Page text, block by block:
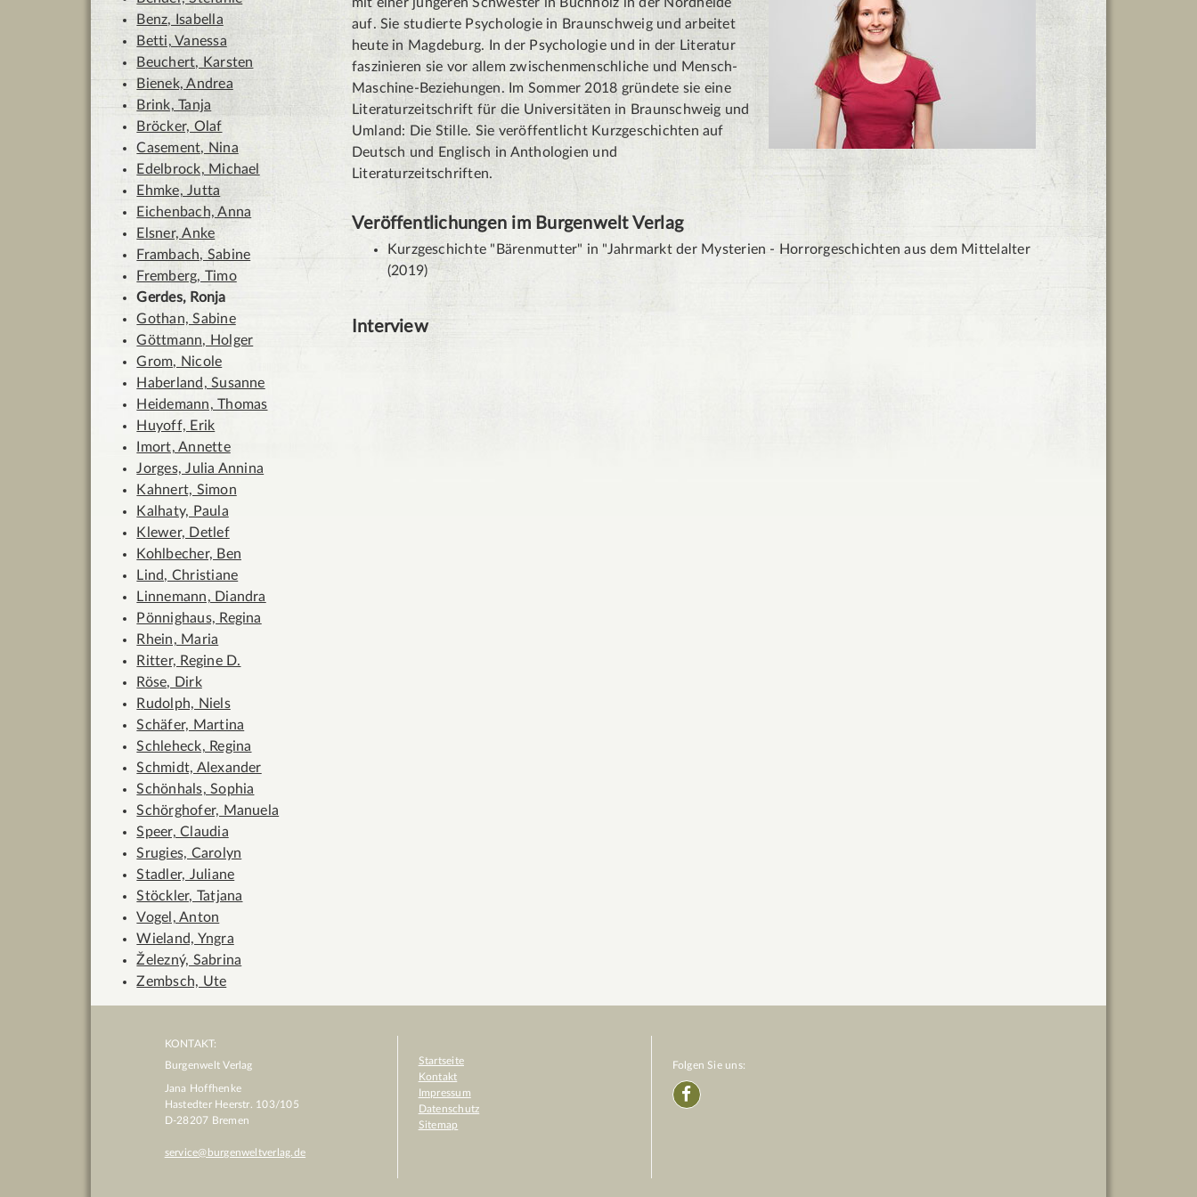
Benz, Isabella
Betti, Vanessa
Beuchert, Karsten
Bienek, Andrea
Brink, Tanja
Bröcker, Olaf
Casement, Nina
Edelbrock, Michael
Ehmke, Jutta
Eichenbach, Anna
Elsner, Anke
Frambach, Sabine
Fremberg, Timo
Gerdes, Ronja
Gothan, Sabine
Göttmann, Holger
Grom, Nicole
Haberland, Susanne
Heidemann, Thomas
Huyoff, Erik
Imort, Annette
Jorges, Julia Annina
Kahnert, Simon
Kalhaty, Paula
Klewer, Detlef
Kohlbecher, Ben
Lind, Christiane
Linnemann, Diandra
Pönnighaus, Regina
Rhein, Maria
Ritter, Regine D.
Röse, Dirk
Rudolph, Niels
Schäfer, Martina
Schleheck, Regina
Schmidt, Alexander
Schönhals, Sophia
Schörghofer, Manuela
Speer, Claudia
Srugies, Carolyn
Stadler, Juliane
Stöckler, Tatjana
Vogel, Anton
Wieland, Yngra
Železný, Sabrina
Zembsch, Ute
auf. Sie studierte Psychologie in Braunschweig und arbeitet
heute in Magdeburg. In der Psychologie und in der Literatur
faszinieren sie vor allem zwischenmenschliche und Mensch-
Maschine-Beziehungen. Im Sommer 2018 gründete sie eine
Literaturzeitschrift für die Universitäten in Braunschweig und
Umland: Die Stille. Sie veröffentlicht Kurzgeschichten auf
Deutsch und Englisch in Anthologien und
Literaturzeitschriften.
Veröffentlichungen im Burgenwelt Verlag
Kurzgeschichte "Bärenmutter" in "Jahrmarkt der Mysterien - Horrorgeschichten aus dem Mittelalter
(2019)
Interview
KONTAKT:
Burgenwelt Verlag
Jana Hoffhenke
Hastedter Heerstr. 103/105
D-28207 Bremen
service@burgenweltverlag.de
Startseite
Kontakt
Impressum
Datenschutz
Sitemap
Folgen Sie uns: